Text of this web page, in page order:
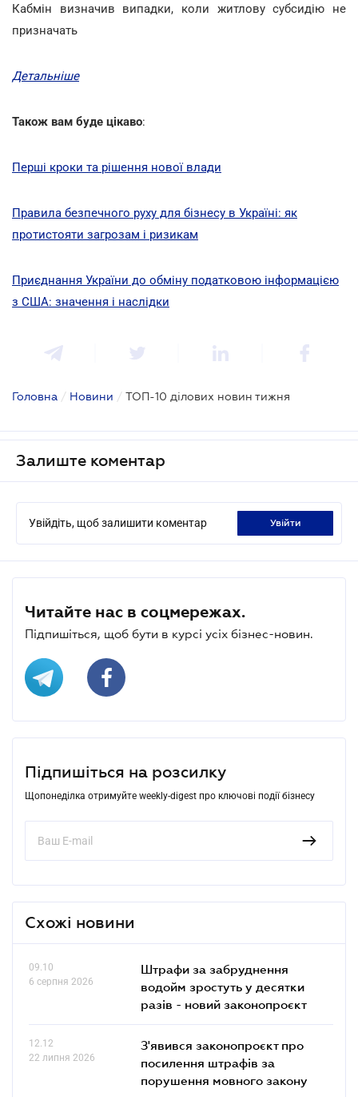
Кабмін визначив випадки, коли житлову субсидію не
призначать
Детальніше
Також вам буде цікаво:
Перші кроки та рішення нової влади
Правила безпечного руху для бізнесу в Україні: як
протистояти загрозам і ризикам
Приєднання України до обміну податковою інформацією
з США: значення і наслідки
Головна / Новини / ТОП-10 ділових новин тижня
Залиште коментар
Увійдіть, щоб залишити коментар увійти
Читайте нас в соцмережах.
Підпишіться, щоб бути в курсі усіх бізнес-новин.
Підпишіться на розсилку
Щопонеділка отримуйте weekly-digest про ключові події бізнесу
Схожі новини
09.10
6 серпня 2026
Штрафи за забруднення
водойм зростуть у десятки
разів - новий законопроєкт
12.12
22 липня 2026
З'явився законопроєкт про
посилення штрафів за
порушення мовного закону